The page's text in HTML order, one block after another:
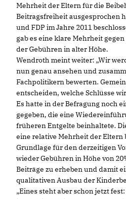
Mehrheit der Eltern für die
Beitragsfreiheit ausgesprochen
und FDP im Jahre 2011
gab es eine klare Mehrheit
der Gebühren in alter Höhe.
Wendroth meint weiter: „Wir
nun genau ansehen und
Fachpolitikern bewerten.
entscheiden, welche Schlüsse
Es hatte in der Befragung noch
gegeben, die eine
früheren Entgelte beinhaltete.
eine relative Mehrheit der Eltern
Grundlage für den derzeitigen
wieder Gebühren in Höhe von
Beiträge zu erheben und damit
qualitativen Ausbau der
Eines steht aber schon jetzt